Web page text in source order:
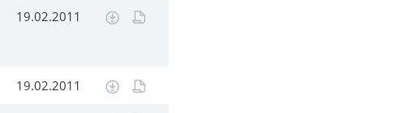
19.02.2011
19.02.2011